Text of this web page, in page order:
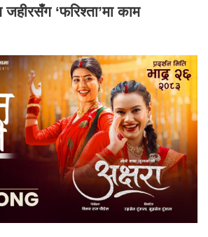
जहीरसँग ‘फरिश्ता’मा काम